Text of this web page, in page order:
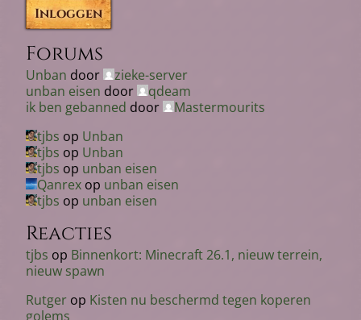
Inloggen
Forums
Unban door
zieke-server
unban eisen door
qdeam
ik ben gebanned door
Mastermourits
tjbs op Unban
tjbs op Unban
tjbs op unban eisen
Qanrex op unban eisen
tjbs op unban eisen
Reacties
tjbs op Binnenkort: Minecraft 26.1, nieuw terrein,
nieuw spawn
Rutger op Kisten nu beschermd tegen koperen
golems